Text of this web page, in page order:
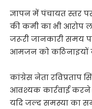
ज्ञापन में पंचायत स्तर
की कमी का भी आरोप
जरूरी जानकारी समय
आमजन को कठिनाइयों
कांग्रेस नेता रविप्रताप
आवश्यक कार्रवाई करने
यदि जल्द समस्या का